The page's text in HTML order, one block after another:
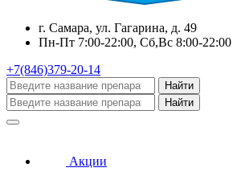
г. Самара, ул. Гагарина, д. 49
Пн-Пт 7:00-22:00, Сб,Вс 8:00-22:00
+7(846)379-20-14
Найти
Найти
Акции